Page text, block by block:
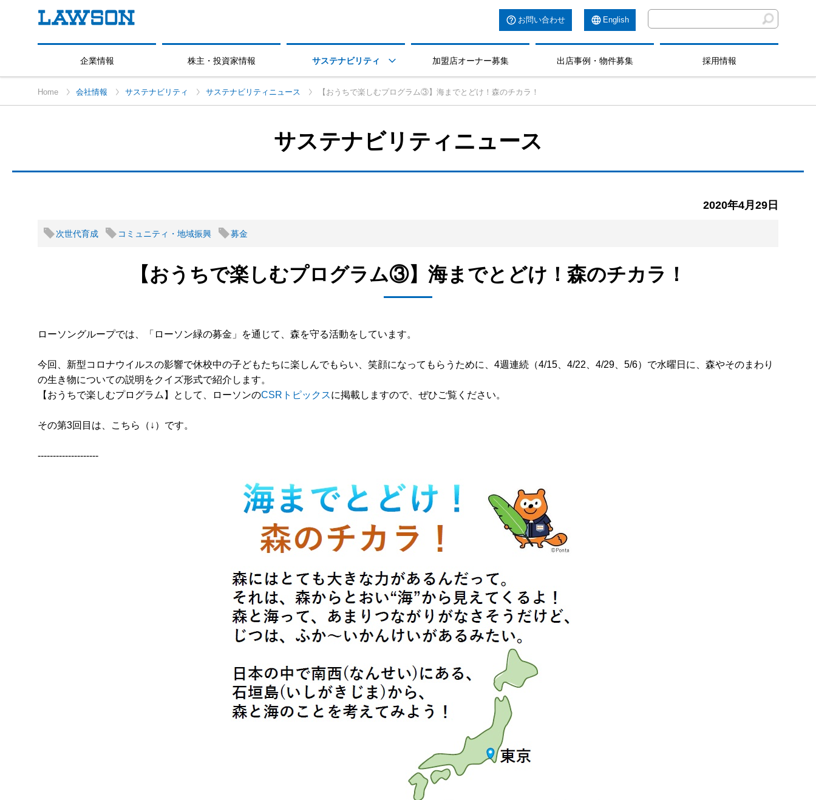
お問い合わせ English
企業情報 株主・投資家情報 サステナビリティ  加盟店オーナー募集 出店事例・物件募集 採用情報
Home 会社情報 サステナビリティ サステナビリティニュース 【おうちで楽しむプログラム③】海までとどけ！森のチカラ！
サステナビリティニュース
2020年4月29日
次世代育成 コミュニティ・地域振興 募金
【おうちで楽しむプログラム③】海までとどけ！森のチカラ！
ローソングループでは、「ローソン緑の募金」を通じて、森を守る活動をしています。
今回、新型コロナウイルスの影響で休校中の子どもたちに楽しんでもらい、笑顔になってもらうために、4週連続（4/15、4/22、4/29、5/6）で水曜日に、森やそのまわり
の生き物についての説明をクイズ形式で紹介します。
【おうちで楽しむプログラム】として、ローソンのCSRトピックスに掲載しますので、ぜひご覧ください。
その第3回目は、こちら（↓）です。
--------------------